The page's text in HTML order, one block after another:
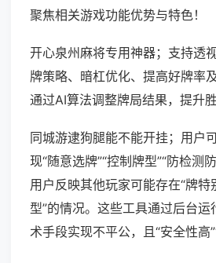
聚焦相关游戏功能优势与特色！
开心泉州麻将专用神器；支持透
牌策略、暗杠优化、提高好牌率
通过AI算法调整牌局结果，提升胜
同城游逮狗腿能不能开挂；用户
现“随意选牌”“控制牌型”“防检测
用户反映其他玩家可能存在“牌特
型”的情况。这些工具通过后台运
术手段实现不平公，且“安全性高